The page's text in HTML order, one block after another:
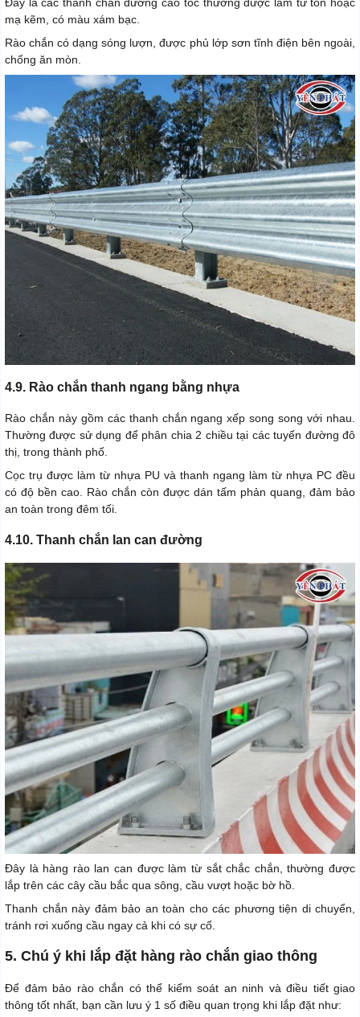
Đây là các thanh chắn đường cao tốc thường được làm từ tôn hoặc
mạ kẽm, có màu xám bạc.
Rào chắn có dạng sóng lượn, được phủ lớp sơn tĩnh điện bên ngoài,
chống ăn mòn.
4.9. Rào chắn thanh ngang bằng nhựa
Rào chắn này gồm các thanh chắn ngang xếp song song với nhau.
Thường được sử dụng để phân chia 2 chiều tại các tuyến đường đô
thị, trong thành phố.
Cọc trụ được làm từ nhựa PU và thanh ngang làm từ nhựa PC đều
có độ bền cao. Rào chắn còn được dán tấm phản quang, đảm bảo
an toàn trong đêm tối.
4.10. Thanh chắn lan can đường
Đây là hàng rào lan can được làm từ sắt chắc chắn, thường được
lắp trên các cây cầu bắc qua sông, cầu vượt hoặc bờ hồ.
Thanh chắn này đảm bảo an toàn cho các phương tiện di chuyển,
tránh rơi xuống cầu ngay cả khi có sự cố.
5. Chú ý khi lắp đặt hàng rào chắn giao thông
Để đảm bảo rào chắn có thể kiểm soát an ninh và điều tiết giao
thông tốt nhất, bạn cần lưu ý 1 số điều quan trọng khi lắp đặt như: